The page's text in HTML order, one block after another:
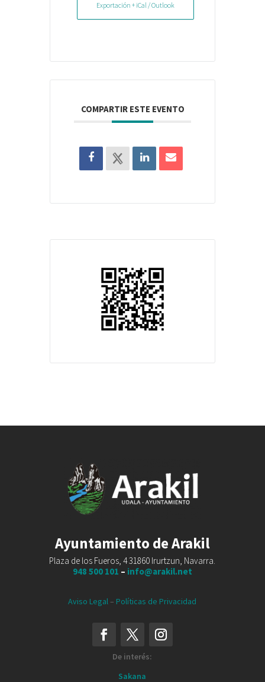
Exportación + iCal / Outlook
COMPARTIR ESTE EVENTO
Ayuntamiento de Arakil
Plaza de los Fueros, 4 31860 Irurtzun, Navarra.
948 500 101 – info@arakil.net
Aviso Legal– Políticas de Privacidad
De interés:
Sakana